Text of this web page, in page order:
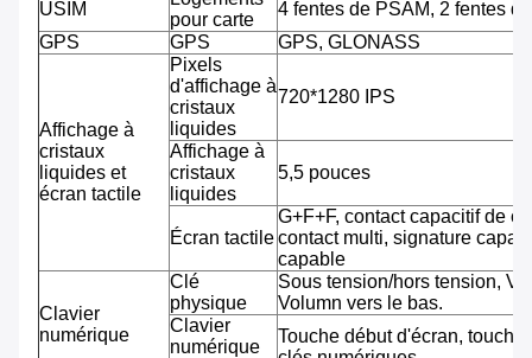
USIM
pour carte
4 fentes de PSAM, 2 fentes
GPS
GPS GPS, GLONASS
Affichage à
cristaux
liquides et
écran tactile
Pixels
d'affichage à
cristaux
liquides
720*1280 IPS
Affichage à
cristaux
liquides
5,5 pouces
Écran tactile
G+F+F, contact capacitif de
contact multi, signature
capable
Clavier
numérique
Clé
physique
Sous tension/hors tension,
Volumn vers le bas.
Clavier
numérique
Touche début d'écran, touche